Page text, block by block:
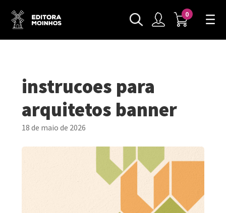
0
instrucoes para
arquitetos banner
18 de maio de 2026